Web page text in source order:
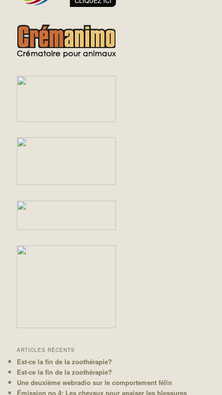
ARTICLES RÉCENTS
Est-ce la fin de la zoothérapie?
Est-ce la fin de la zoothérapie?
Une deuxième webradio sur le comportement félin
Émission no 4: Les chevaux pour apaiser les blessures